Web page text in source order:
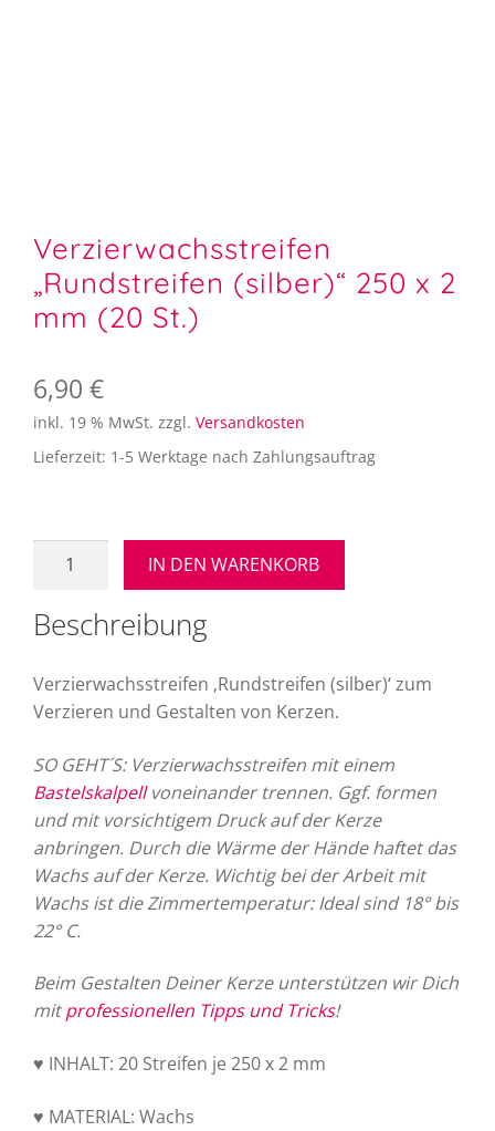
Verzierwachsstreifen
„Rundstreifen (silber)“ 250 x 2
mm (20 St.)
6,90 €
inkl. 19 % MwSt. zzgl. Versandkosten
Lieferzeit: 1-5 Werktage nach Zahlungsauftrag
Verzierwachsstreifen
(silber)"
250
2
mm
St.)
Menge
IN DEN WARENKORB
Beschreibung
Verzierwachsstreifen ‚Rundstreifen (silber)‘ zum
Verzieren und Gestalten von Kerzen.
SO GEHT´S: Verzierwachsstreifen mit einem
Bastelskalpellvoneinander trennen. Ggf. formen
und mit vorsichtigem Druck auf der Kerze
anbringen. Durch die Wärme der Hände haftet das
Wachs auf der Kerze. Wichtig bei der Arbeit mit
Wachs ist die Zimmertemperatur: Ideal sind 18° bis
22° C.
Beim Gestalten Deiner Kerze unterstützen wir Dich
mitprofessionellen Tipps und Tricks!
♥ INHALT: 20 Streifen je 250 x 2 mm
♥ MATERIAL: Wachs